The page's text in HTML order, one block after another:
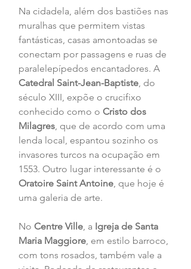
Na cidadela, além dos bastiões nas
muralhas que permitem vistas
fantásticas, casas amontoadas se
conectam por passagens e ruas de
paralelepípedos encantadores. A
Catedral Saint-Jean-Baptiste, do
século XIII, expõe o crucifixo
conhecido como o Cristo dos
Milagres, que de acordo com uma
lenda local, espantou sozinho os
invasores turcos na ocupação em
1553. Outro lugar interessante é o
Oratoire Saint Antoine, que hoje é
uma galeria de arte.
No Centre Ville, a Igreja de Santa
Maria Maggiore, em estilo barroco,
com tons rosados, também vale a